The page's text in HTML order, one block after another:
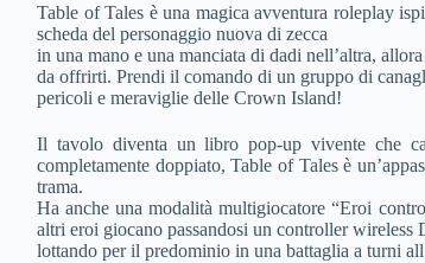
Table of Tales è una magica avventura roleplay
scheda del personaggio nuova di zecca
in una mano e una manciata di dadi nell’altra,
da offrirti. Prendi il comando di un gruppo di
pericoli e meraviglie delle Crown Island!
Il tavolo diventa un libro pop-up vivente che
completamente doppiato, Table of Tales è
trama.
Ha anche una modalità multigiocatore “Eroi
altri eroi giocano passandosi un controller
lottando per il predominio in una battaglia a turni